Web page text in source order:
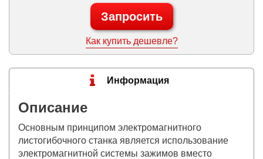
Запросить
Как купить дешевле?
Информация
Описание
Основным принципом электромагнитного
листогибочного станка является использование
электромагнитной системы зажимов вместо